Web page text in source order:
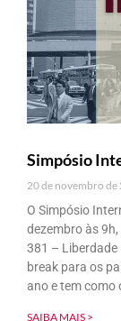
Simpósio
20 de novembro de
O Simpósio
dezembro às
381 –
break para os
ano e tem como
SAIBA MAIS >